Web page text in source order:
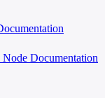
Documentation